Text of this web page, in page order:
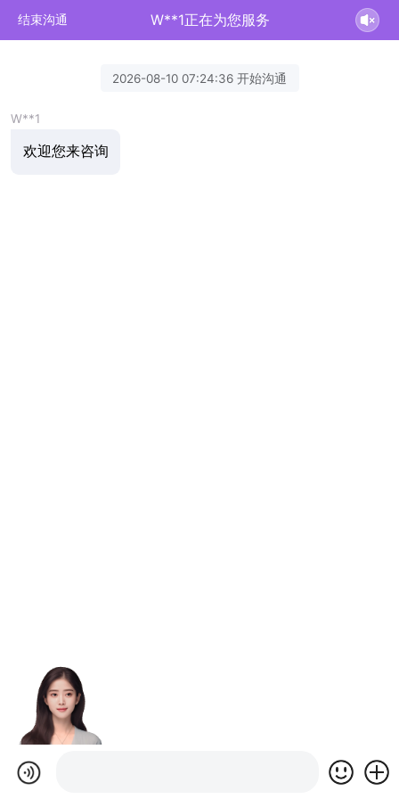
结束沟通 W**1正在为您服务
2026-08-10 07:24:36 开始沟通
W**1
欢迎您来咨询